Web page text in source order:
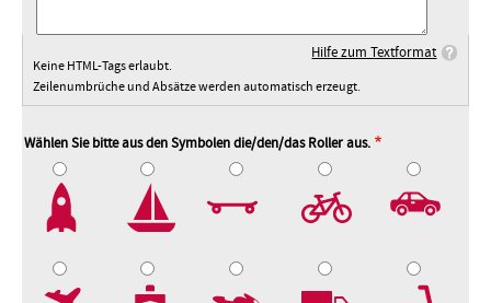
Hilfe zum Textformat
Keine HTML-Tags erlaubt.
Zeilenumbrüche und Absätze werden automatisch erzeugt.
Wählen Sie bitte aus den Symbolen die/den/das Roller aus.